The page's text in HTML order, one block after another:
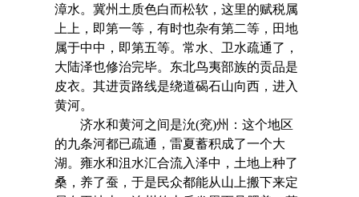
漳水。冀州土质色白而松软，这里的赋税属
上上，即第一等，有时也杂有第二等，田地
属于中中，即第五等。常水、卫水疏通了，
大陆泽也修治完毕。东北鸟夷部族的贡品是
皮衣。其进贡路线是绕道碣石山向西，进入
黄河。
济水和黄河之间是沇(兖)州：这个地区
的九条河都已疏通，雷夏蓄积成了一个大
湖。雍水和沮水汇合流入泽中，土地上种了
桑，养了蚕，于是民众都能从山上搬下来定